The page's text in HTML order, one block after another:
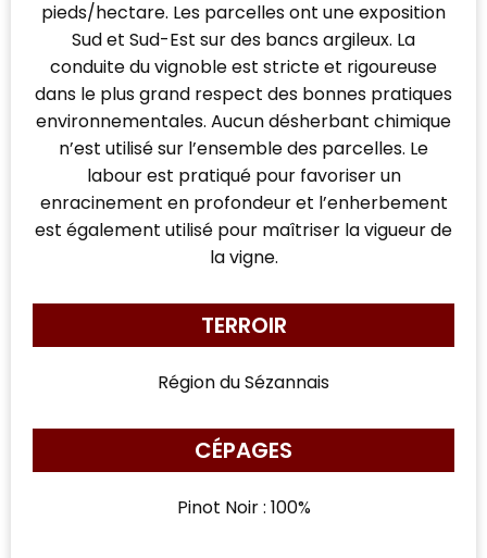
pieds/hectare. Les parcelles ont une exposition
Sud et Sud-Est sur des bancs argileux. La
conduite du vignoble est stricte et rigoureuse
dans le plus grand respect des bonnes pratiques
environnementales. Aucun désherbant chimique
n’est utilisé sur l’ensemble des parcelles. Le
labour est pratiqué pour favoriser un
enracinement en profondeur et l’enherbement
est également utilisé pour maîtriser la vigueur de
la vigne.
TERROIR
Région du Sézannais
CÉPAGES
Pinot Noir : 100%